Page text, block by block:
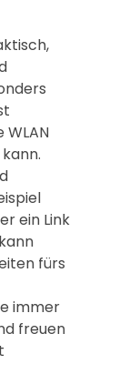
ein Link
fürs
immer
freuen